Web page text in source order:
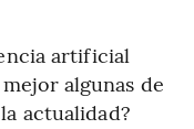
artificial
algunas de
actualidad?